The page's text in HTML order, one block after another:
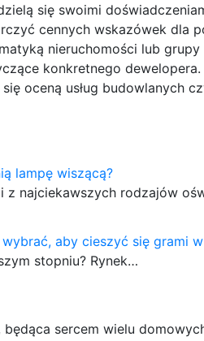
się swoimi
cennych wskazówek dla
nieruchomości lub grupy
konkretnego
oceną usług budowlanych
lampę wiszącą?
najciekawszych rodzajów
aby cieszyć się grami
stopniu? Rynek…
będąca sercem wielu